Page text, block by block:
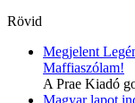
Rövid
Megjelent
Maffiaszólam!
A Prae Kiadó